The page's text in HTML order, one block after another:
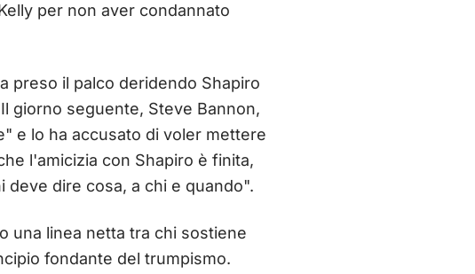
per non aver condannato
preso il palco deridendo Shapiro
giorno seguente, Steve Bannon,
e lo ha accusato di voler mettere
l'amicizia con Shapiro è finita,
dire cosa, a chi e quando".
una linea netta tra chi sostiene
fondante del trumpismo.